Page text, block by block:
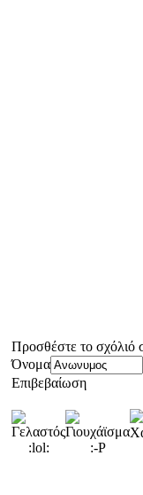
Προσθέστε το σχόλιό
Όνομα
Επιβεβαίωση